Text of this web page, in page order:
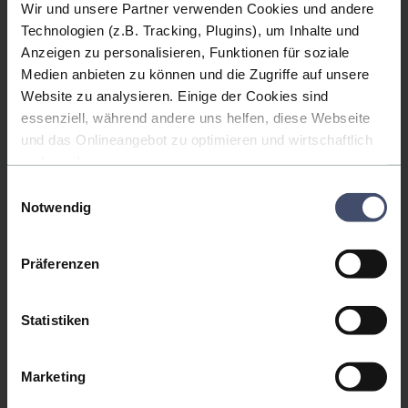
Wir und unsere Partner verwenden Cookies und andere
Technologien (z.B. Tracking, Plugins), um Inhalte und
Anzeigen zu personalisieren, Funktionen für soziale
Medien anbieten zu können und die Zugriffe auf unsere
Website zu analysieren. Einige der Cookies sind
essenziell, während andere uns helfen, diese Webseite
und das Onlineangebot zu optimieren und wirtschaftlich
Außerdem geben wir Informationen zu Ihrer Verwendung
unserer Website an unsere Partner für soziale Medien,
diese Informationen möglicherweise mit weiteren Daten
zusammen, die Sie ihnen bereitgestellt haben oder die
haben. Dabei kann es vorkommen, dass Ihre Daten auch
verarbeitet werden. Wir weisen darauf hin, dass nach
Meinung des Europäischen Gerichtshofs derzeit kein
Notwendig
Präferenzen
Statistiken
Marketing
Entkernungsarbeiten
Bauarbeiten & Bauleistungen
Baustelleneinrichtung
Dacharbeiten
Fenster- & Türenbau
Garagenbau
Rohbauarbeiten
Estricharbeiten